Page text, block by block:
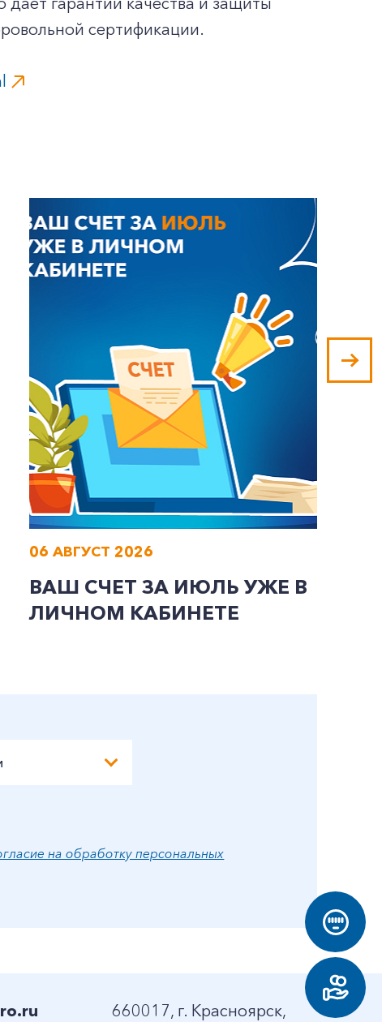
сертификации.
06 АВГУСТ 2026
ВАШ СЧЕТ ЗА ИЮЛЬ УЖЕ В
ЛИЧНОМ КАБИНЕТЕ
на обработку персональных
660017, г. Красноярск,